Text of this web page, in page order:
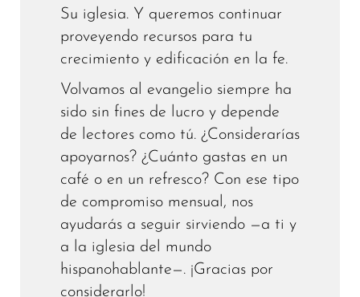
Su iglesia. Y queremos continuar
proveyendo recursos para tu
crecimiento y edificación en la fe.
Volvamos al evangelio siempre ha
sido sin fines de lucro y depende
de lectores como tú. ¿Considerarías
apoyarnos? ¿Cuánto gastas en un
café o en un refresco? Con ese tipo
de compromiso mensual, nos
ayudarás a seguir sirviendo —a ti y
a la iglesia del mundo
hispanohablante—. ¡Gracias por
considerarlo!